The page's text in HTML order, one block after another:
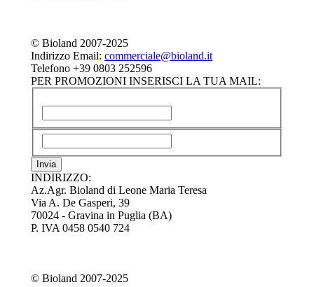
© Bioland 2007-2025
Indirizzo Email: commerciale@bioland.it
Telefono +39 0803 252596
PER PROMOZIONI INSERISCI LA TUA MAIL:
INDIRIZZO:
Az.Agr. Bioland di Leone Maria Teresa
Via A. De Gasperi, 39
70024 - Gravina in Puglia (BA)
P. IVA 0458 0540 724
© Bioland 2007-2025